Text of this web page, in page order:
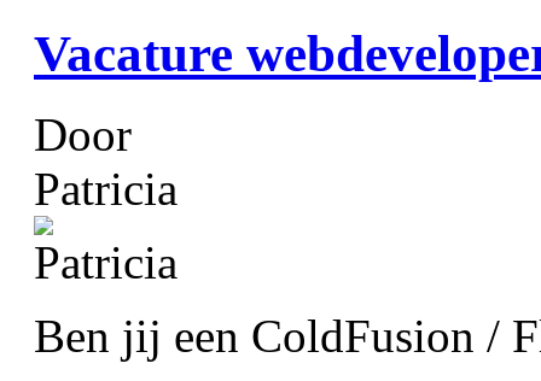
Vacature
Door
Patricia
Ben jij een ColdFusion /